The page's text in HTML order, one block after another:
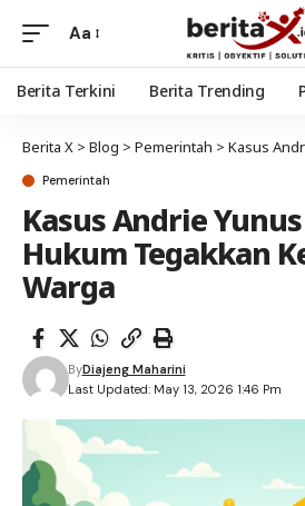
Aa
Berita Terkini Berita Trending
Berita X > Blog > Pemerintah > Kasus Andrie Yunus
Pemerintah
Kasus Andrie
Hukum Tegakkan
Warga
Last Updated: May 13, 2026 1:46 Pm
ByDiajeng Maharini